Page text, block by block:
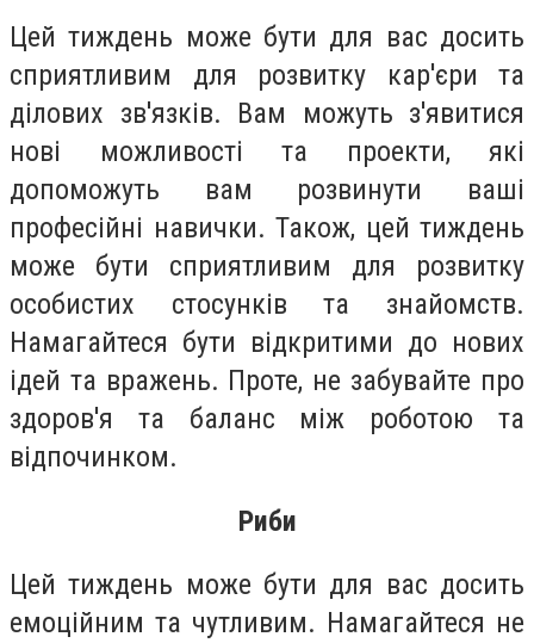
Цей тиждень може бути для вас досить
сприятливим для розвитку кар'єри та
ділових зв'язків. Вам можуть з'явитися
нові можливості та проекти, які
допоможуть вам розвинути ваші
професійні навички. Також, цей тиждень
може бути сприятливим для розвитку
особистих стосунків та знайомств.
Намагайтеся бути відкритими до нових
ідей та вражень. Проте, не забувайте про
здоров'я та баланс між роботою та
відпочинком.
Риби
Цей тиждень може бути для вас досить
емоційним та чутливим. Намагайтеся не